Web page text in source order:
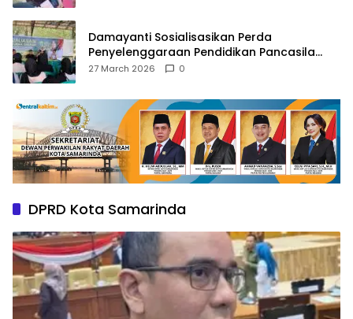
Damayanti Sosialisasikan Perda
Penyelenggaraan Pendidikan Pancasila
dan Wawasan Kebangsaan
27 March 2026 0
DPRD Kota Samarinda